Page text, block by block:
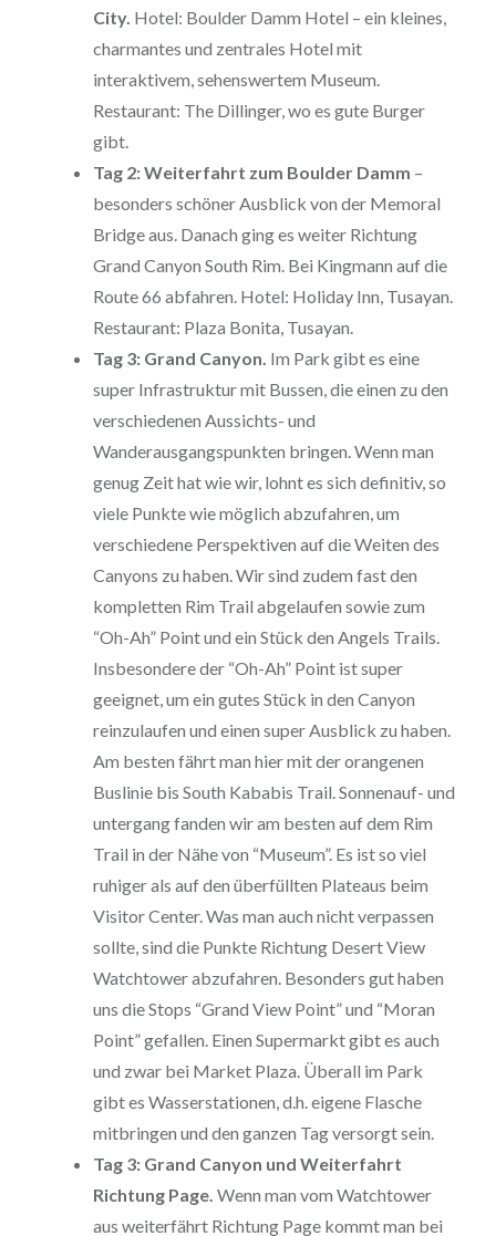
City. Hotel: Boulder Damm Hotel – ein kleines,
charmantes und zentrales Hotel mit
interaktivem, sehenswertem Museum.
Restaurant: The Dillinger, wo es gute Burger
gibt.
Tag 2: Weiterfahrt zum Boulder Damm –
besonders schöner Ausblick von der Memoral
Bridge aus. Danach ging es weiter Richtung
Grand Canyon South Rim. Bei Kingmann auf die
Route 66 abfahren. Hotel: Holiday Inn, Tusayan.
Restaurant: Plaza Bonita, Tusayan.
Tag 3: Grand Canyon. Im Park gibt es eine
super Infrastruktur mit Bussen, die einen zu den
verschiedenen Aussichts- und
Wanderausgangspunkten bringen. Wenn man
genug Zeit hat wie wir, lohnt es sich definitiv, so
viele Punkte wie möglich abzufahren, um
verschiedene Perspektiven auf die Weiten des
Canyons zu haben. Wir sind zudem fast den
kompletten Rim Trail abgelaufen sowie zum
“Oh-Ah” Point und ein Stück den Angels Trails.
Insbesondere der “Oh-Ah” Point ist super
geeignet, um ein gutes Stück in den Canyon
reinzulaufen und einen super Ausblick zu haben.
Am besten fährt man hier mit der orangenen
Buslinie bis South Kababis Trail. Sonnenauf- und
untergang fanden wir am besten auf dem Rim
Trail in der Nähe von “Museum”. Es ist so viel
ruhiger als auf den überfüllten Plateaus beim
Visitor Center. Was man auch nicht verpassen
sollte, sind die Punkte Richtung Desert View
Watchtower abzufahren. Besonders gut haben
uns die Stops “Grand View Point” und “Moran
Point” gefallen. Einen Supermarkt gibt es auch
und zwar bei Market Plaza. Überall im Park
gibt es Wasserstationen, d.h. eigene Flasche
mitbringen und den ganzen Tag versorgt sein.
Tag 3: Grand Canyon und Weiterfahrt
Richtung Page. Wenn man vom Watchtower
aus weiterfährt Richtung Page kommt man bei